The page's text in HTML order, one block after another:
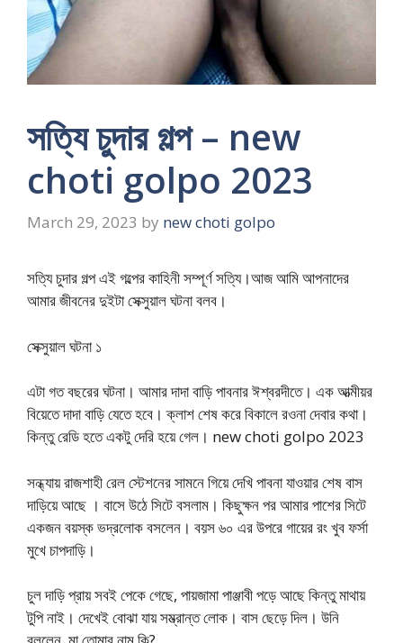
সত্যি চুদার গল্প – new
choti golpo 2023
March 29, 2023 by new choti golpo
সত্যি চুদার গল্প এই গল্পের কাহিনী সম্পূর্ণ সত্যি।আজ আমি আপনাদের
আমার জীবনের দুইটা সেক্সুয়াল ঘটনা বলব।
সেক্সুয়াল ঘটনা ১
এটা গত বছরের ঘটনা। আমার দাদা বাড়ি পাবনার ঈশ্বরদীতে। এক আত্মীয়র
বিয়েতে দাদা বাড়ি যেতে হবে। ক্লাশ শেষ করে বিকালে রওনা দেবার কথা।
কিন্তু রেডি হতে একটু দেরি হয়ে গেল। new choti golpo 2023
সন্ধ্যায় রাজশাহী রেল স্টেশনের সামনে গিয়ে দেখি পাবনা যাওয়ার শেষ বাস
দাড়িয়ে আছে । বাসে উঠে সিটে বসলাম। কিছুক্ষন পর আমার পাশের সিটে
একজন বয়স্ক ভদ্রলোক বসলেন। বয়স ৬০ এর উপরে গায়ের রং খুব ফর্সা
মুখে চাপদাড়ি।
চুল দাড়ি প্রায় সবই পেকে গেছে, পায়জামা পাঞ্জাবী পড়ে আছে কিন্তু মাথায়
টুপি নাই। দেখেই বোঝা যায় সম্ভ্রান্ত লোক। বাস ছেড়ে দিল। উনি